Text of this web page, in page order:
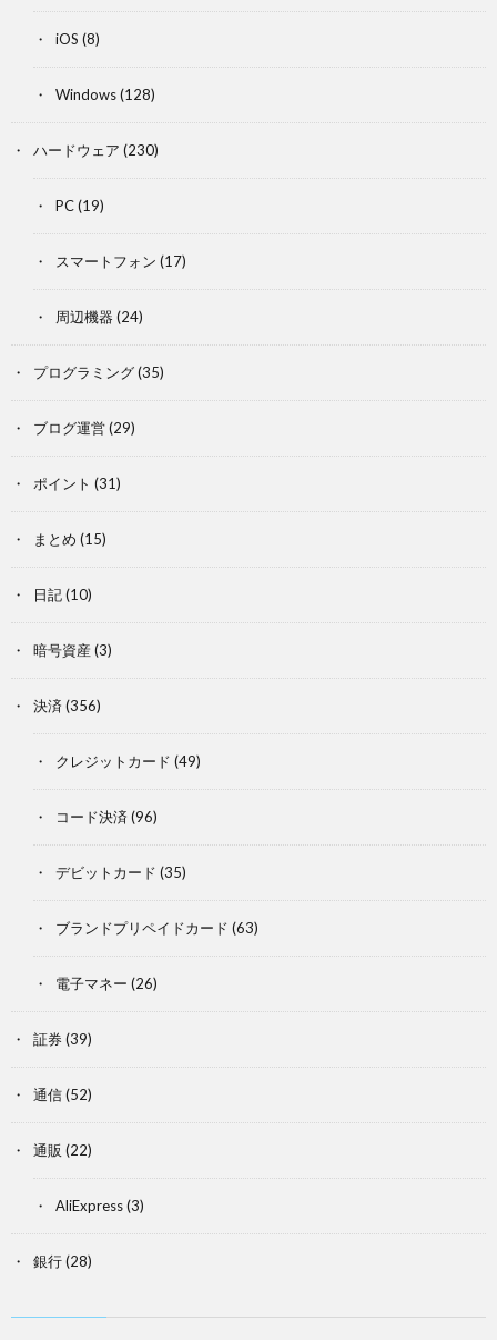
iOS (8)
Windows(128)
ハードウェア (230)
PC(19)
スマートフォン (17)
周辺機器 (24)
プログラミング(35)
ブログ運営(29)
ポイント (31)
まとめ (15)
日記(10)
暗号資産 (3)
決済 (356)
クレジットカード (49)
コード決済 (96)
デビットカード (35)
ブランドプリペイドカード (63)
電子マネー (26)
証券(39)
通信(52)
通販 (22)
AliExpress(3)
銀行(28)